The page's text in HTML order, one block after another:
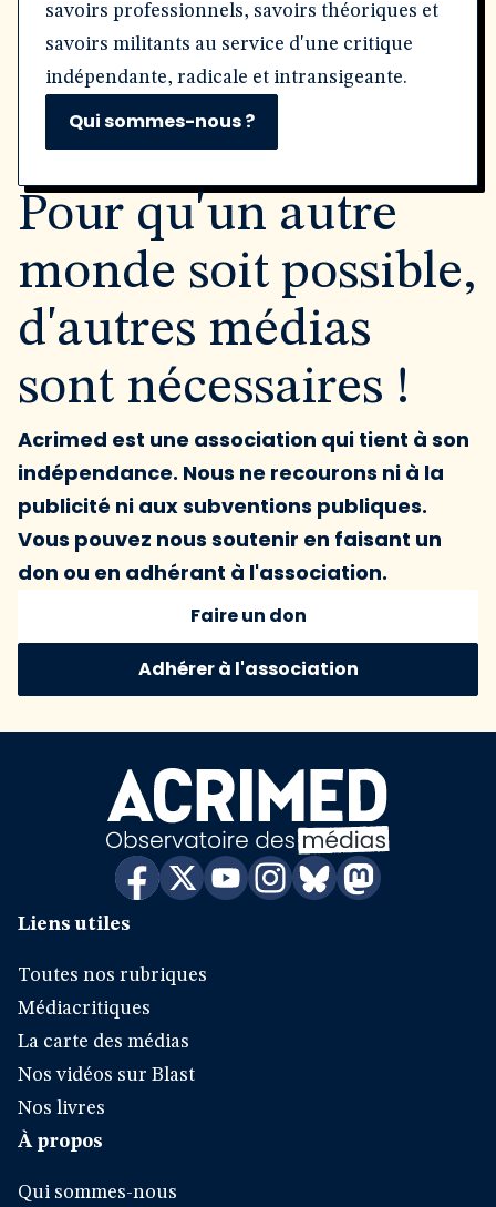
savoirs professionnels, savoirs théoriques et
savoirs militants au service d'une critique
indépendante, radicale et intransigeante.
Qui sommes-nous ?
Pour qu'un autre
monde soit possible,
d'autres médias
sont nécessaires !
Acrimed est une association qui tient à son
indépendance. Nous ne recourons ni à la
publicité ni aux subventions publiques.
Vous pouvez nous soutenir en faisant un
don ou en adhérant à l'association.
Faire un don
Adhérer à l'association
Liens utiles
Toutes nos rubriques
Médiacritiques
La carte des médias
Nos vidéos sur Blast
Nos livres
À propos
Qui sommes-nous